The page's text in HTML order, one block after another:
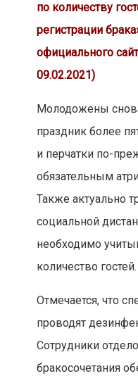
по количеству
регистрации
официального
09.02.2021)
Молодожены
праздник более
и перчатки по-
обязательным
Также актуально
социальной
необходимо
количество гостей.
Отмечается, что
проводят
Сотрудники
бракосочетания